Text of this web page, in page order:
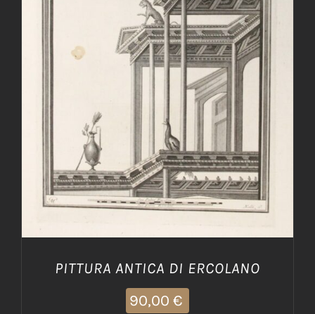
AGGIUNGI AL CARRELLO / DETTAGLI
PITTURA ANTICA DI ERCOLANO
90,00 €